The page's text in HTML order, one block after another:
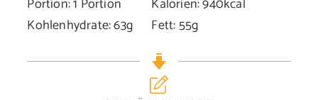
Portion:1 Portion Kalorien:940kcal
Kohlenhydrate:63g Fett:55g